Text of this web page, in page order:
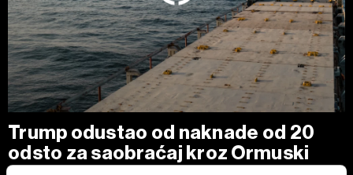
Trump odustao od naknade od 20
odsto za saobraćaj kroz Ormuski